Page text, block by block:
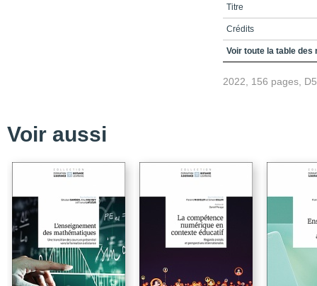
Titre
Crédits
Préface
Références
Chapitre 2 –
personnel enseignant
Voir toute la table des
2022, 156 pages,
Voir aussi